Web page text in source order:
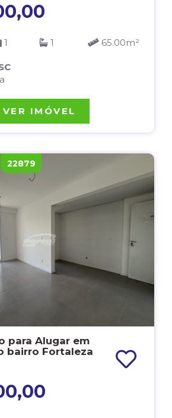
1 1 65.00m²
VER IMÓVEL
22879
para Alugar em
bairro Fortaleza